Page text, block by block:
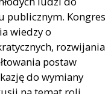
publicznym. Kongres
wiedzy o
rozwijania
postaw
do wymiany